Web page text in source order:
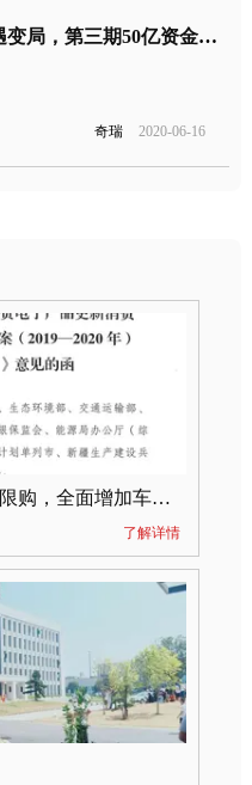
奇瑞混改遭遇变局，第三期50亿资金尚未到位
奇瑞 2020-06-16
重磅！发改委拟放开汽车限购，全面增加车牌指标
了解详情